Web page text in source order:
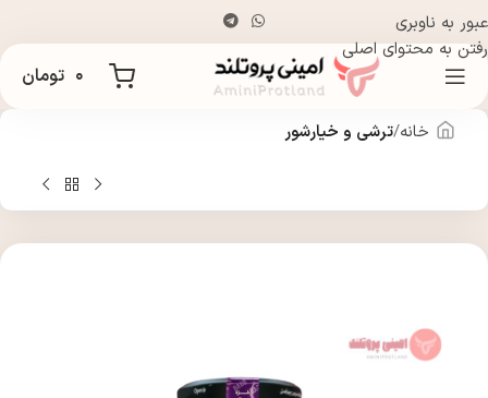
عبور به ناوبری
رفتن به محتوای اصلی
۰ تومان
خانه ترشی و خیارشور